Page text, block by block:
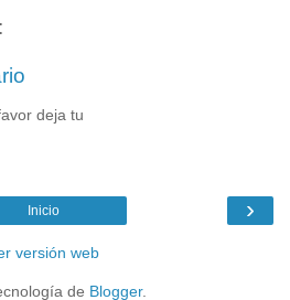
deja tu
›
Inicio
versión web
de Blogger.